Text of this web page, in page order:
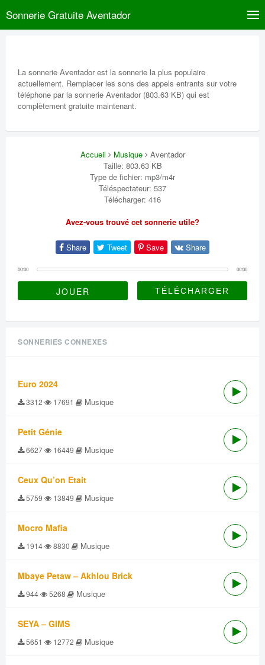
Sonnerie Gratuite Aventador
La sonnerie Aventador est la sonnerie la plus populaire
actuellement. Remplacer les sons des appels entrants sur votre
téléphone par la sonnerie Aventador (803.63 KB) qui est
complètement gratuite maintenant.
Accueil Musique
Aventador
Taille: 803.63 KB
Type de fichier: mp3/m4r
Téléspectateur: 537
Télécharger: 416
Avez-vous trouvé cet sonnerie utile?
Share Tweet Save Share
00:00 00:00
JOUER
SONNERIES CONNEXES
Euro 2024
3312 17691 Musique
Petit Génie
6627 16449 Musique
Ceux Qu’on Etait
5759 13849 Musique
Mocro Mafia
1914 8830 Musique
Mbaye Petaw – Akhlou Brick
944 5268 Musique
SEYA – GIMS
5651 12772 Musique